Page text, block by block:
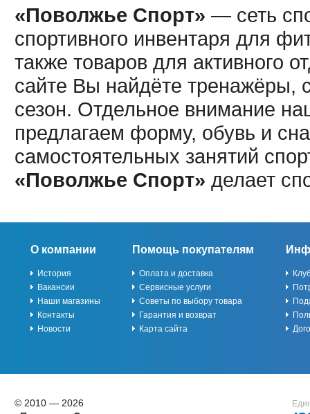
«Поволжье Спорт» — сеть
спортивного инвентаря для
также товаров для активного
сайте Вы найдёте тренажёры,
сезон. Отдельное внимание
предлагаем форму, обувь и
самостоятельных занятий
«Поволжье Спорт» делает
О компании
История
Вакансии
Наши магазины
Контакты
Новости
Помощь покупателям
Оплата и доставка
Сервисные услуги
Советы по выбору товара
Гарантия и возврат
Карта сайта
© 2010 — 2026